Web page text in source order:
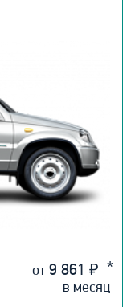
от 9 861 ₽
в месяц